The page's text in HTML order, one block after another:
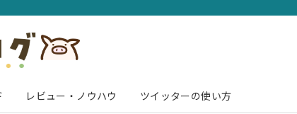
レビュー・ノウハウ ツイッターの使い方